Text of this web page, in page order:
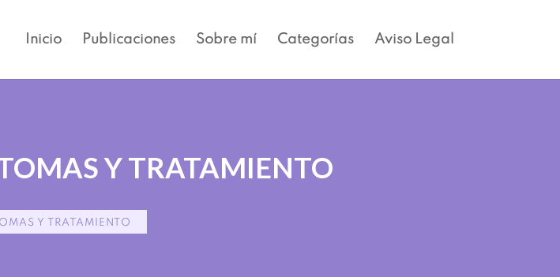
Inicio Publicaciones Sobre mí Categorías Aviso Legal
Y TRATAMIENTO
Y TRATAMIENTO